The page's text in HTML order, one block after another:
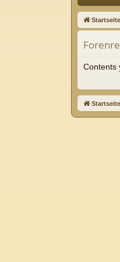
ne
llz
ug
riff
Startseite
Contents
Startseite